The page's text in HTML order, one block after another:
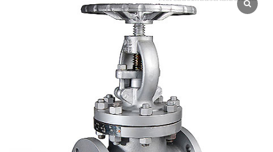
BRIDADA CLASE 150 TRIM8-
API598 NEWAY
1/2" BRIDADA CLASE 150
TRIM8-API600 TEST API598
NEWAY